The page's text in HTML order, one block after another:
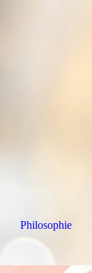
Philosophie